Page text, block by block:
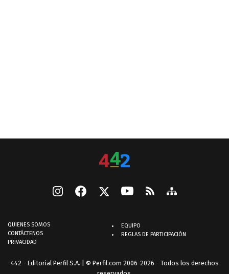
QUIENES SOMOS
CONTÁCTENOS
PRIVACIDAD
EQUIPO
REGLAS DE PARTICIPACIÓN
442 - Editorial Perfil S.A. | © Perfil.com 2006-2026 - Todos los derechos